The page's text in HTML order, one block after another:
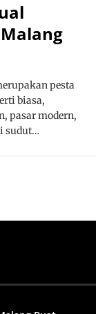
pesta
biasa,
pasar modern,
sudut…